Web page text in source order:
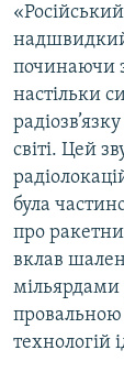
починаючи
настільки
світі. Цей
була
про
вклав
мільярдами
провальною
технологій